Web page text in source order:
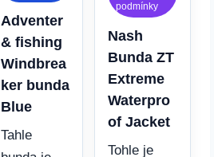
Adventer
& fishing
Windbrea
ker bunda
Blue
Tahle
podmínky
Nash
Bunda ZT
Extreme
Waterpro
of Jacket
Tohle je